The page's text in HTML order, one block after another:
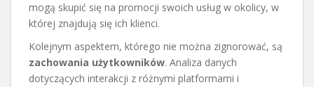
mogą skupić się na promocji swoich usług w okolicy, w
której znajdują się ich klienci.
Kolejnym aspektem, którego nie można zignorować, są
zachowania użytkowników. Analiza danych
dotyczących interakcji z różnymi platformami i